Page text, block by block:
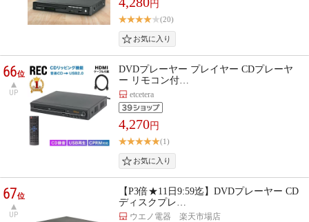
円
(20)
66位
UP
DVDプレーヤー プレイヤー CDプレーヤ
ー リモコン付…
etcetera
4,270円
(1)
67位
UP
【P3倍★11日9:59迄】DVDプレーヤー CD
ディスクプレ…
ウエノ電器 楽天市場店